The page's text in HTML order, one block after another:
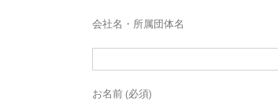
会社名・所属団体名
お名前 (必須)